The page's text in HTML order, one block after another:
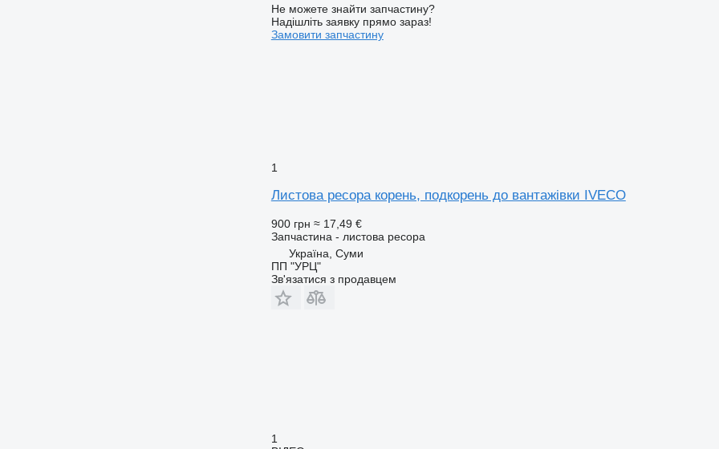
Не можете знайти запчастину?
Надішліть заявку прямо зараз!
Замовити запчастину
1
Листова ресора корень, подкорень до вантажівки IVECO
900 грн ≈ 17,49 €
Запчастина - листова ресора
Україна, Суми
ПП "УРЦ"
Зв'язатися з продавцем
1